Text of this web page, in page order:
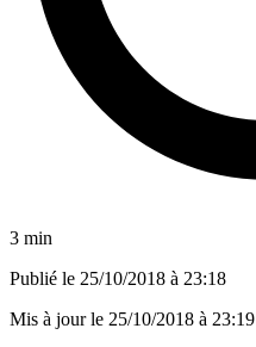
3 min
Publié le 25/10/2018 à 23:18
Mis à jour le 25/10/2018 à 23:19